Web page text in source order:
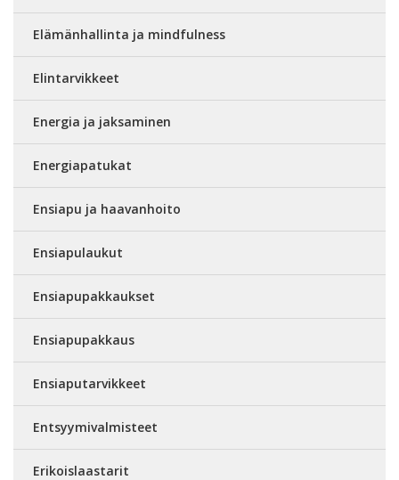
Elämänhallinta ja mindfulness
Elintarvikkeet
Energia ja jaksaminen
Energiapatukat
Ensiapu ja haavanhoito
Ensiapulaukut
Ensiapupakkaukset
Ensiapupakkaus
Ensiaputarvikkeet
Entsyymivalmisteet
Erikoislaastarit